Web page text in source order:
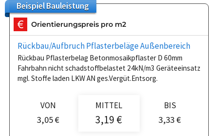
BeispielBauleistung
Orientierungspreis pro m2
Rückbau/Aufbruch Pflasterbeläge Außenbereich
Rückbau Pflasterbelag Betonmosaikpflaster D 60mm
Fahrbahn nicht schadstoffbelastet 24kN/m3 Geräteeinsatz
mgl. Stoffe laden LKW AN ges.Vergüt.Entsorg.
VON
3,05 €
MITTEL
3,19 €
BIS
3,33 €